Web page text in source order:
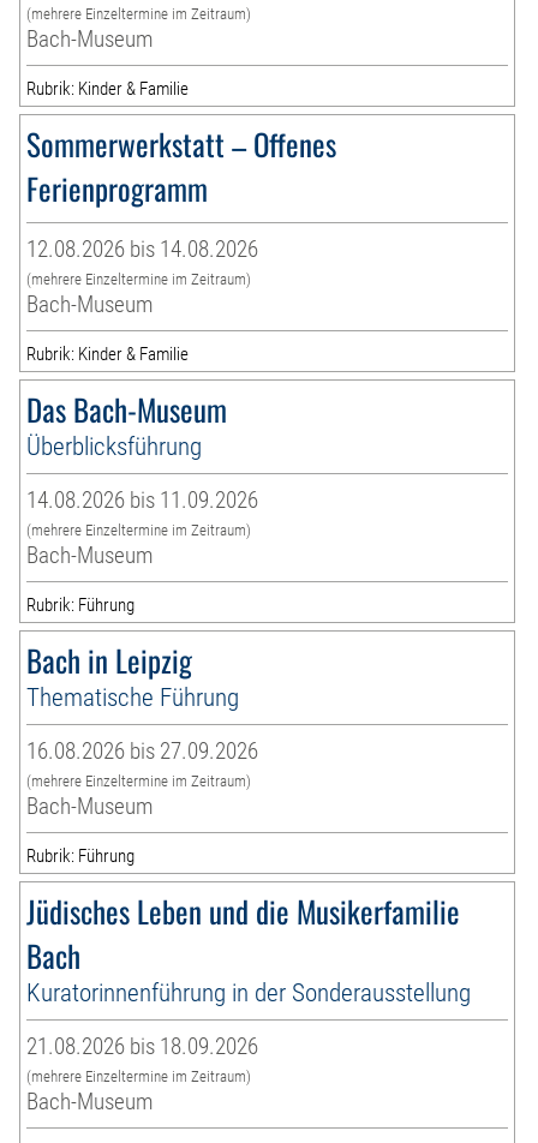
(mehrere Einzeltermine im Zeitraum)
Bach-Museum
Rubrik: Kinder & Familie
Sommerwerkstatt – Offenes
Ferienprogramm
12.08.2026 bis 14.08.2026
(mehrere Einzeltermine im Zeitraum)
Bach-Museum
Rubrik: Kinder & Familie
Das Bach-Museum
Überblicksführung
14.08.2026 bis 11.09.2026
(mehrere Einzeltermine im Zeitraum)
Bach-Museum
Rubrik: Führung
Bach in Leipzig
Thematische Führung
16.08.2026 bis 27.09.2026
(mehrere Einzeltermine im Zeitraum)
Bach-Museum
Rubrik: Führung
Jüdisches Leben und die Musikerfamilie
Bach
Kuratorinnenführung in der Sonderausstellung
21.08.2026 bis 18.09.2026
(mehrere Einzeltermine im Zeitraum)
Bach-Museum